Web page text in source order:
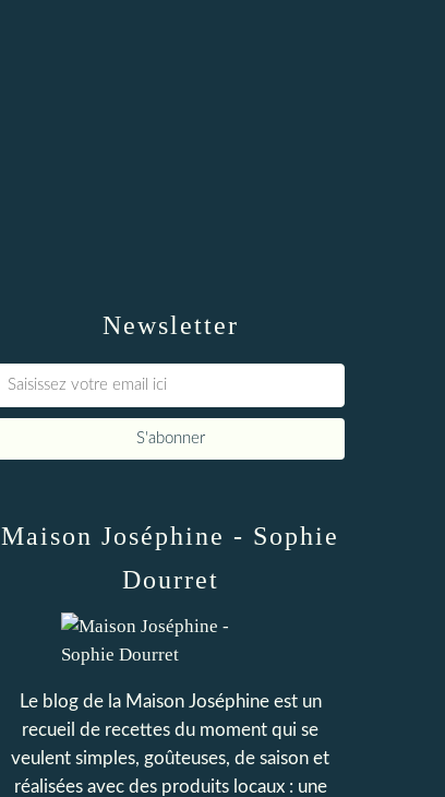
Newsletter
Maison Joséphine - Sophie
Dourret
Le blog de la Maison Joséphine est un
recueil de recettes du moment qui se
veulent simples, goûteuses, de saison et
réalisées avec des produits locaux : une